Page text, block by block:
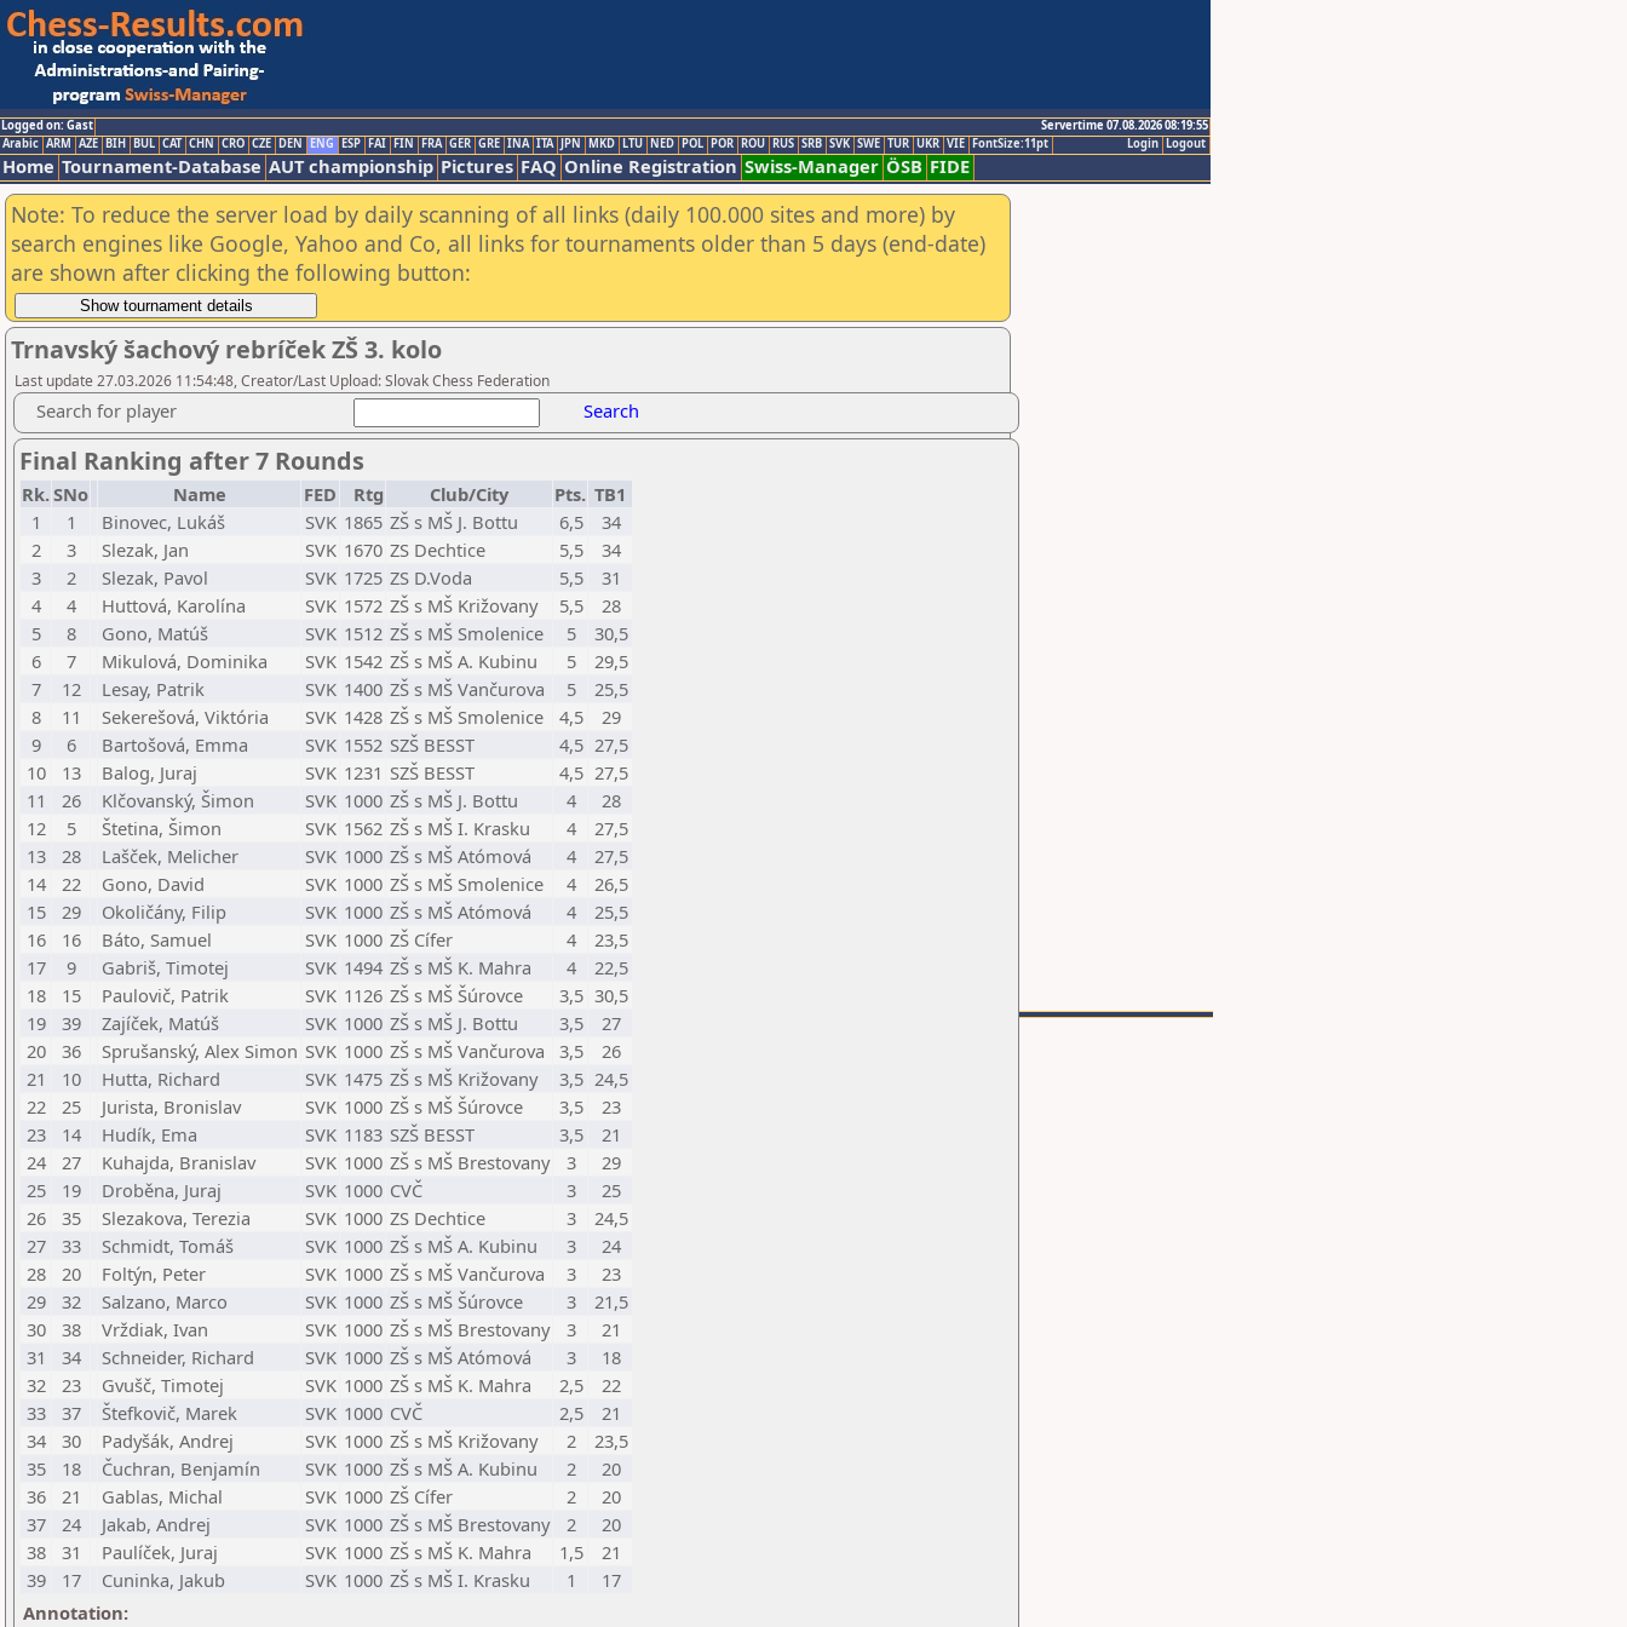
Logged on: Gast
Servertime 07.08.2026 08:19:55
Logout
Login
Arabic ARM AZE BIH BUL CAT CHN CRO CZE DEN ENG ESP FAI FIN FRA GER GRE INA ITA JPN MKD LTU NED POL POR ROU RUS SRB SVK SWE TUR UKR VIE FontSize:11pt
Home Tournament-Database AUT championship Pictures FAQ Online Registration Swiss-Manager ÖSB FIDE
Note: To reduce the server load by daily scanning of all links (daily 100.000 sites and more) by
search engines like Google, Yahoo and Co, all links for tournaments older than 5 days (end-date)
are shown after clicking the following button:
Trnavský šachový rebríček ZŠ 3. kolo
Last update 27.03.2026 11:54:48, Creator/Last Upload: Slovak Chess Federation
Search for player Search
Final Ranking after 7 Rounds
Rk.SNo Name FED Rtg Club/City Pts. TB1
1
1 Binovec, Lukáš SVK 1865 ZŠ s MŠ J. Bottu 6,5
34
2
3 Slezak, Jan SVK 1670 ZS Dechtice 5,5
34
3
2 Slezak, Pavol SVK 1725 ZS D.Voda 5,5
31
4
4 Huttová, Karolína SVK 1572 ZŠ s MŠ Križovany 5,5
28
5
8 Gono, Matúš SVK 1512 ZŠ s MŠ Smolenice 5
30,5
6
7 Mikulová, Dominika SVK 1542 ZŠ s MŠ A. Kubinu 5
29,5
7
12 Lesay, Patrik SVK 1400 ZŠ s MŠ Vančurova 5
25,5
8
11 Sekerešová, Viktória SVK 1428 ZŠ s MŠ Smolenice 4,5
29
9
6 Bartošová, Emma SVK 1552 SZŠ BESST 4,5 27,5
10
13 Balog, Juraj SVK 1231 SZŠ BESST 4,5 27,5
11
26 Klčovanský, Šimon SVK 1000 ZŠ s MŠ J. Bottu 4
28
12
5 Štetina, Šimon SVK 1562 ZŠ s MŠ I. Krasku 4
27,5
13
28 Lašček, Melicher SVK 1000 ZŠ s MŠ Atómová 4
27,5
14
22 Gono, David SVK 1000 ZŠ s MŠ Smolenice 4
26,5
15
29 Okoličány, Filip SVK 1000 ZŠ s MŠ Atómová 4
25,5
16
16 Báto, Samuel SVK 1000 ZŠ Cífer 4
23,5
17
9 Gabriš, Timotej SVK 1494 ZŠ s MŠ K. Mahra 4
22,5
18
15 Paulovič, Patrik SVK 1126 ZŠ s MŠ Šúrovce 3,5 30,5
19
39 Zajíček, Matúš SVK 1000 ZŠ s MŠ J. Bottu 3,5
27
20
36 Sprušanský, Alex Simon SVK 1000 ZŠ s MŠ Vančurova 3,5
26
21
10 Hutta, Richard SVK 1475 ZŠ s MŠ Križovany 3,5 24,5
22
25 Jurista, Bronislav SVK 1000 ZŠ s MŠ Šúrovce 3,5
23
23
14 Hudík, Ema SVK 1183 SZŠ BESST 3,5
21
24
27 Kuhajda, Branislav SVK 1000 ZŠ s MŠ Brestovany 3
29
25
19 Droběna, Juraj SVK 1000 CVČ 3
25
26
35 Slezakova, Terezia SVK 1000 ZS Dechtice 3
24,5
27
33 Schmidt, Tomáš SVK 1000 ZŠ s MŠ A. Kubinu 3
24
28
20 Foltýn, Peter SVK 1000 ZŠ s MŠ Vančurova 3
23
29
32 Salzano, Marco SVK 1000 ZŠ s MŠ Šúrovce 3
21,5
30
38 Vrždiak, Ivan SVK 1000 ZŠ s MŠ Brestovany 3
21
31
34 Schneider, Richard SVK 1000 ZŠ s MŠ Atómová 3
18
32
23 Gvušč, Timotej SVK 1000 ZŠ s MŠ K. Mahra 2,5
22
33
37 Štefkovič, Marek SVK 1000 CVČ 2,5
21
34
30 Padyšák, Andrej SVK 1000 ZŠ s MŠ Križovany 2
23,5
35
18 Čuchran, Benjamín SVK 1000 ZŠ s MŠ A. Kubinu 2
20
36
21 Gablas, Michal SVK 1000 ZŠ Cífer 2
20
37
24 Jakab, Andrej SVK 1000 ZŠ s MŠ Brestovany 2
20
38
31 Paulíček, Juraj SVK 1000 ZŠ s MŠ K. Mahra 1,5
21
39
17 Cuninka, Jakub SVK 1000 ZŠ s MŠ I. Krasku 1
17
Annotation: